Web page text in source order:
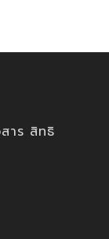
าร สิทธิ